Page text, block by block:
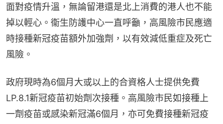
面對疫情升溫，無論留港還是北上消費的港人也不能
掉以輕心。衞生防護中心一直呼籲，高風險市民應適
時接種新冠疫苗額外加強劑，以有效減低重症及死亡
風險。
政府現時為6個月大或以上的合資格人士提供免費
LP.8.1新冠疫苗初始劑次接種。高風險市民如接種上
一劑疫苗或感染新冠滿6個月，亦可免費接種新冠疫